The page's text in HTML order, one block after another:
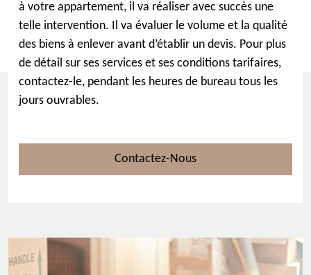
à votre appartement, il va réaliser avec succès une
telle intervention. Il va évaluer le volume et la qualité
des biens à enlever avant d’établir un devis. Pour plus
de détail sur ses services et ses conditions tarifaires,
contactez-le, pendant les heures de bureau tous les
jours ouvrables.
Contactez-Nous